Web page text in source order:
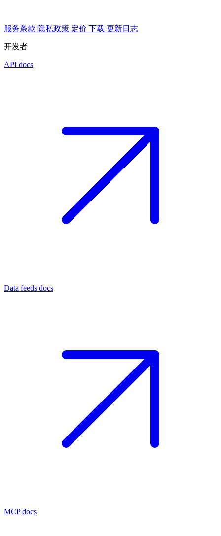
服务条款 隐私政策 定价 下载 更新日志
开发者
API docs
Data feeds docs
MCP docs